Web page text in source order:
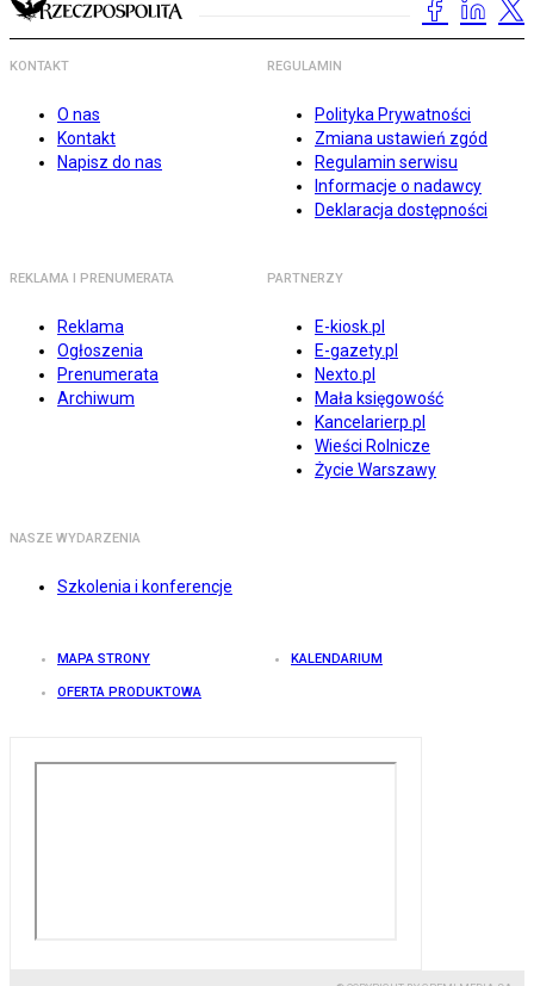
KONTAKT
O nas
Kontakt
Napisz do nas
REGULAMIN
Polityka Prywatności
Zmiana ustawień zgód
Regulamin serwisu
Informacje o nadawcy
Deklaracja dostępności
REKLAMA I PRENUMERATA
Reklama
Ogłoszenia
Prenumerata
Archiwum
PARTNERZY
E-kiosk.pl
E-gazety.pl
Nexto.pl
Mała księgowość
Kancelarierp.pl
Wieści Rolnicze
Życie Warszawy
NASZE WYDARZENIA
Szkolenia i konferencje
MAPA STRONY KALENDARIUM
OFERTA PRODUKTOWA